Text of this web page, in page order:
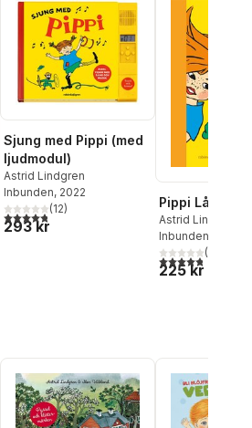
Sjung med Pippi (med
ljudmodul)
Astrid Lindgren
Inbunden, 2022
4,8utav 5 stjärnor. Totalt antal röster:
(12)
293 kr
Pippi
Astrid Lindgren
Inbunden
4,8utav 5(
225 kr